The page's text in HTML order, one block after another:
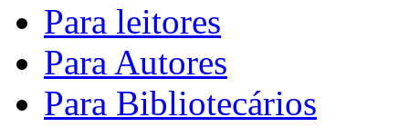
Para leitores
Para Autores
Para Bibliotecários